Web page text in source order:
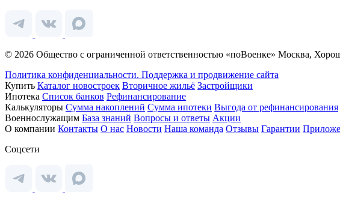
© 2026 Общество с ограниченной ответственностью «поВоенке» Москва,
Политика конфиденциальности. Поддержка и продвижение сайта
Купить Каталог новостроек Вторичное жильё Застройщики
Ипотека Список банков Рефинансирование
Калькуляторы Сумма накоплений Сумма ипотеки Выгода от рефинансирования
Военнослужащим База знаний Вопросы и ответы Акции
О компании Контакты О нас Новости Наша команда Отзывы Гарантии
Соцсети